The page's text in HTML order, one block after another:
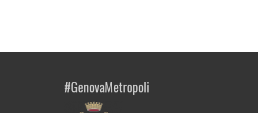
#GenovaMetropoli